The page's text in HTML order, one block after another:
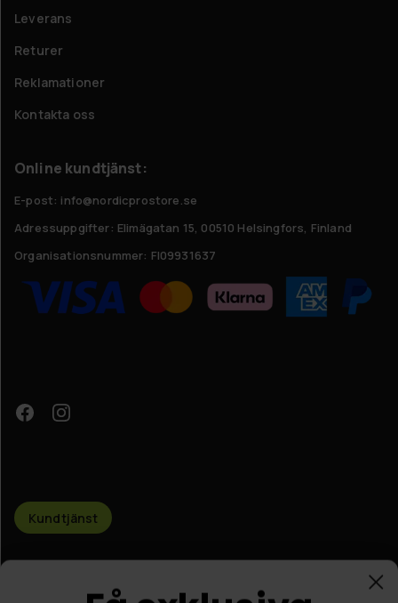
Leverans
Returer
Reklamationer
Kontakta oss
Online kundtjänst:
E-post: info@nordicprostore.se
Adressuppgifter: Elimägatan 15, 00510 Helsingfors, Finland
Organisationsnummer: FI09931637
KundtjänstFå exklusiva
förmåner!